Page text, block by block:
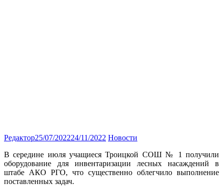
Редактор25/07/202224/11/2022 Новости
В середине июля учащиеся Троицкой СОШ № 1 получили
оборудование для инвентаризации лесных насаждений в
штабе АКО РГО, что существенно облегчило выполнение
поставленных задач.